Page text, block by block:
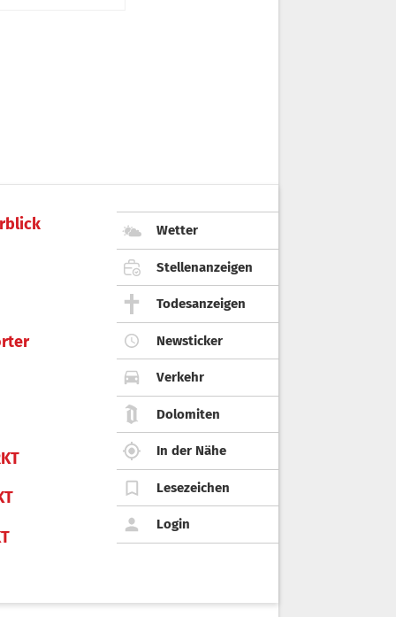
Wetter
Stellenanzeigen
Todesanzeigen
Newsticker
Verkehr
Dolomiten
In der Nähe
Lesezeichen
Login